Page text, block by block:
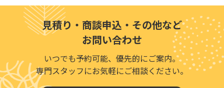
見積り・商談申込・その他など
お問い合わせ
いつでも予約可能、優先的にご案内。
専門スタッフにお気軽にご相談ください。